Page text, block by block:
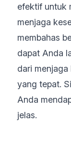
efektif untuk
menjaga
membahas
dapat Anda
dari
yang tepat.
Anda
jelas.